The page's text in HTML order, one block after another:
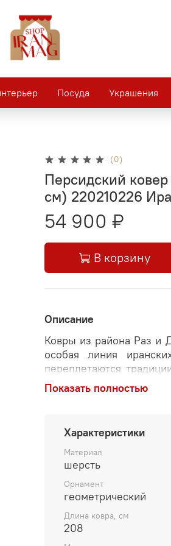
Посуда Украшения
(0)
Персидский
см) 220210226
54 900 ₽
В корзину
Описание
Ковры из района Раз и
особая линия
переплетаются
это культурное
искусстве
Перед вами —
Хорасана
рисунке (челе и
дополнительную
прочность и
именем Раз и
Туркменистаном. В
туркмены, из
Показать полностью
Характеристики
Материал
шерсть
Орнамент
геометрический
Длина ковра, см
208